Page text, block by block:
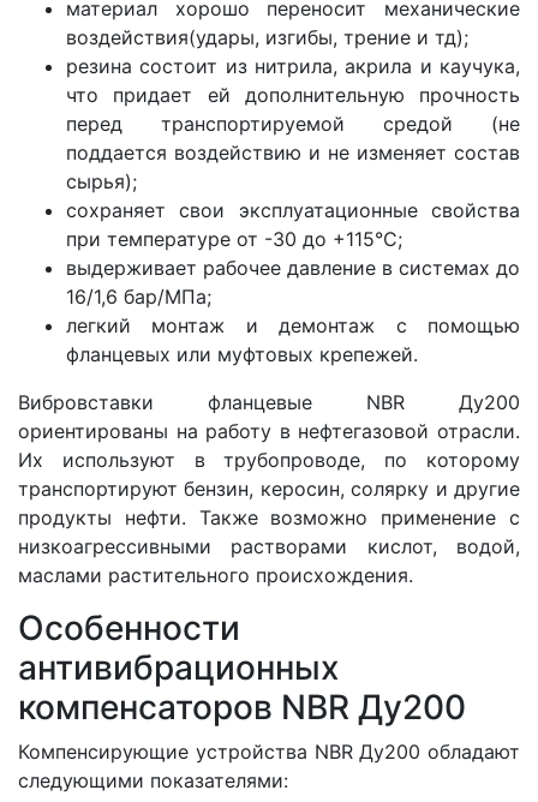
материал хорошо переносит механические
воздействия(удары, изгибы, трение и тд);
резина состоит из нитрила, акрила и каучука,
что придает ей дополнительную прочность
перед транспортируемой средой (не
поддается воздействию и не изменяет состав
сырья);
сохраняет свои эксплуатационные свойства
при температуре от -30 до +115°С;
выдерживает рабочее давление в системах до
16/1,6 бар/МПа;
легкий монтаж и демонтаж с помощью
фланцевых или муфтовых крепежей.
Вибровставки фланцевые NBR Ду200
ориентированы на работу в нефтегазовой отрасли.
Их используют в трубопроводе, по которому
транспортируют бензин, керосин, солярку и другие
продукты нефти. Также возможно применение с
низкоагрессивными растворами кислот, водой,
маслами растительного происхождения.
Особенности
антивибрационных
компенсаторов NBR Ду200
Компенсирующие устройства NBR Ду200 обладают
следующими показателями: